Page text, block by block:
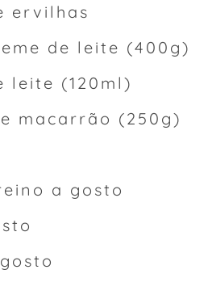
ervilhas
de leite (400g)
leite (120ml)
macarrão (250g)
a gosto